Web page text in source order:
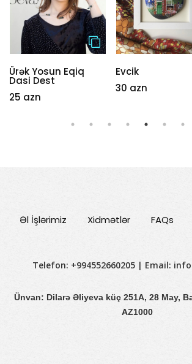
Ürək Yosun Eqiq
Dasi Dest
25 azn
Evcik
30 azn
Əl İşlərimiz Xidmətlər FAQs
Telefon: +994552660205 | Email:
Ünvan: Dilarə Əliyeva küç 251A, 28 May,
AZ1000